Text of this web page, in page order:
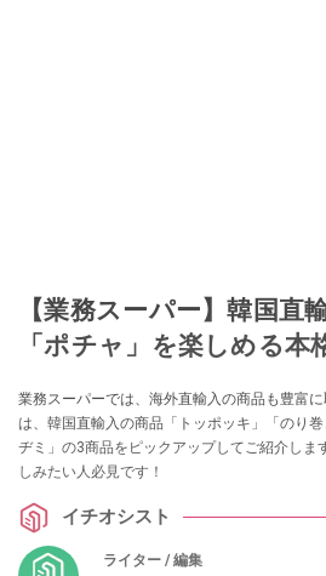
【業務スーパー】韓国直
「ポチャ」を楽しめる本
業務スーパーでは、海外直輸入の商品も豊富
は、韓国直輸入の商品「トッポッキ」「のり
ヂミ」の3商品をピックアップしてご紹介しま
しみたい人必見です！
イチオシスト
ライター / 編集